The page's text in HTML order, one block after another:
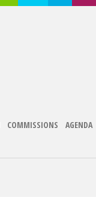
COMMISSIONS AGENDA